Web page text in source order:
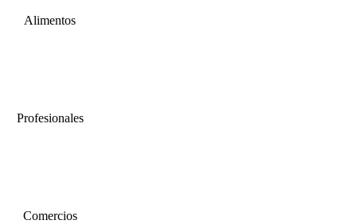
Alimentos
Profesionales
Comercios